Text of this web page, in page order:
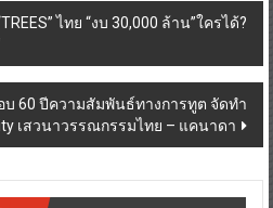
ไทย “งบ 30,000 ล้าน”ใครได้?
60 ปีความสัมพันธ์ทางการทูต จัดทำ
เสวนาวรรณกรรมไทย – แคนาดา